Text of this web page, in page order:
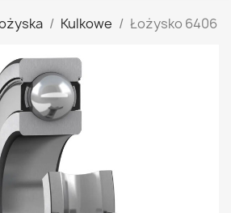
Kulkowe Łożysko 6406